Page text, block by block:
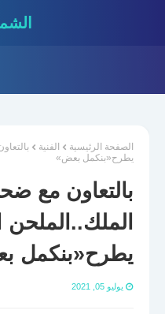
الصفحة الرئيسية الفنية
يطرح«بنكمل بعض»
بالتعاون مع
يطرح«بنكمل
يوليو 05, 2021